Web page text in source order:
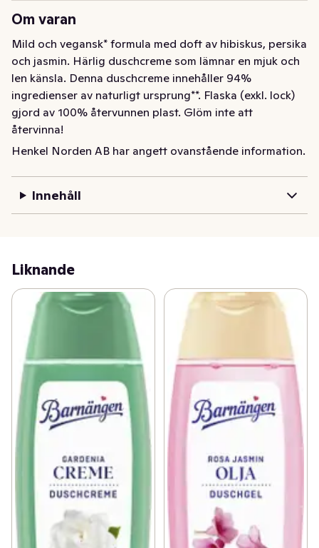
Om varan
Mild och vegansk* formula med doft av hibiskus, persika
och jasmin. Härlig duschcreme som lämnar en mjuk och
len känsla. Denna duschcreme innehåller 94%
ingredienser av naturligt ursprung**. Flaska (exkl. lock)
gjord av 100% återvunnen plast. Glöm inte att
återvinna!
Kan användas dagligen och är dermatologiskt testad.
ingredienser som härrör från djur **inkl. vatten
Henkel Norden AB har angett ovanstående information.
Innehåll
Liknande